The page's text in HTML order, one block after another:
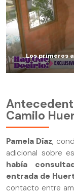
Los primeros
Camilo
Pamela Díaz,
adicional sobre
había
entrada de
contacto entre